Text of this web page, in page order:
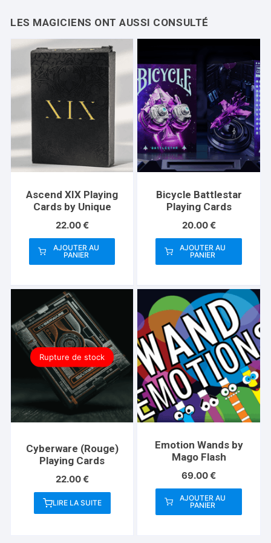
Ascend XIX Playing
Cards by Unique
22.00€
AJOUTER AU
PANIER
Bicycle Battlestar
Playing Cards
20.00€
AJOUTER AU
PANIER
Rupture de stock
Cyberware (Rouge)
Playing Cards
22.00€
LIRE LA SUITE
Emotion Wands by
Mago Flash
69.00€
AJOUTER AU
PANIER